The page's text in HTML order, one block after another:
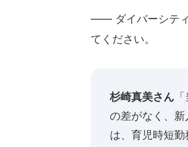
―― ダイバーシティ
てください。
杉崎真美さん
の差がなく、
は、育児時短